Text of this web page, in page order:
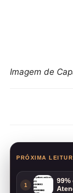
Imagem de
PRÓXIMA
1
99%